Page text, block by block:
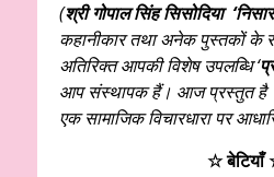
(श्री गोपाल सिंह सिसोदिया
कहानीकार तथा अनेक पुस्तकों के
अतिरिक्त आपकी विशेष उपलब्धि ‘
आप संस्थापक हैं। आज प्रस्तुत है
एक सामाजिक विचारधारा पर
☆ बेटियाँ